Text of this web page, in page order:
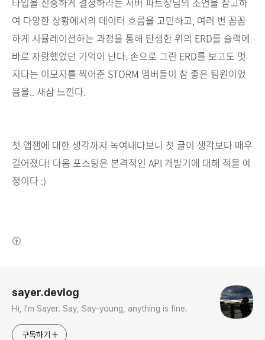
여 다양한 상황에서의 데이터 흐름을 고민하고, 여러 번 꼼꼼
하게 시뮬레이션하는 과정을 통해 탄생한 위의 ERD를 슬랙에
바로 자랑했었던 기억이 난다. 손으로 그린 ERD를 보고도 멋
지다는 이모지를 찍어준 STORM 멤버들이 참 좋은 팀원이었
음을.. 새삼 느낀다.
첫 앱잼에 대한 생각까지 녹여내다보니 첫 글이 생각보다 매우
길어졌다! 다음 포스팅은 본격적인 API 개발기에 대해 적을 예
정이다 :)
sayer.devlog
Hi, I'm Sayer. Say, Say-young, anything is fine.
구독하기